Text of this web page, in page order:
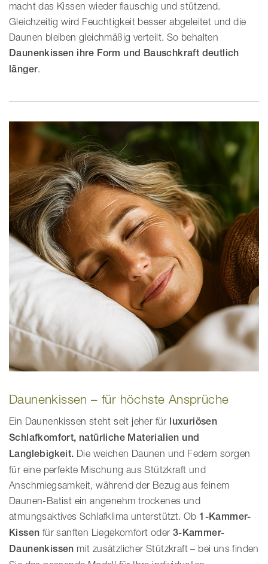
macht das Kissen wieder flauschig und stützend.
Gleichzeitig wird Feuchtigkeit besser abgeleitet und die
Daunen bleiben gleichmäßig verteilt. So behalten
Daunenkissen ihre Form und Bauschkraft deutlich
länger.
Daunenkissen – für höchste Ansprüche
Ein Daunenkissen steht seit jeher für
luxuriösen
Schlafkomfort, natürliche Materialien und
Langlebigkeit. Die weichen Daunen und Federn sorgen
für eine perfekte Mischung aus Stützkraft und
Anschmiegsamkeit, während der Bezug aus feinem
Daunen-Batist ein angenehm trockenes und
atmungsaktives Schlafklima unterstützt. Ob1-Kammer-
Kissen für sanften Liegekomfort oder 3-Kammer-
Daunenkissen mit zusätzlicher Stützkraft – bei uns finden